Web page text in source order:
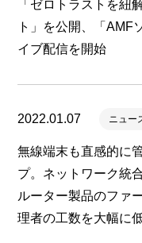
「ゼロトラストを紐
ト」を公開、「AMF
イブ配信を開始
2022.01.07 ニュー
無線端末も直感的に
プ。ネットワーク統
ルーター製品のファ
理者の工数を大幅に